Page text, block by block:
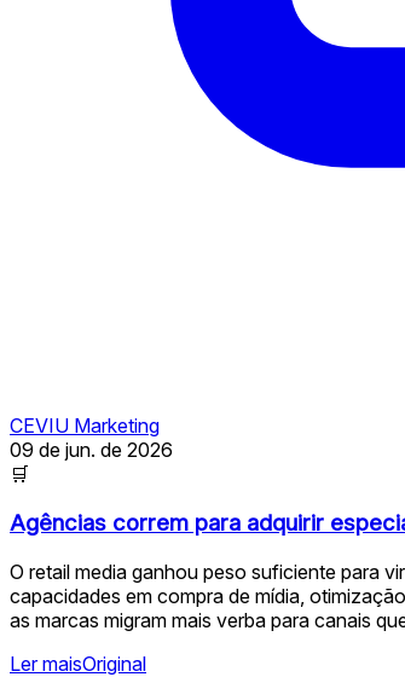
CEVIU Marketing
09 de jun. de 2026
🛒
Agências correm para adquirir
O retail media ganhou peso suficiente para
capacidades em compra de mídia,
as marcas migram mais verba para canais
Ler maisOriginal